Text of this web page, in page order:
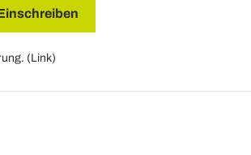
(Link)